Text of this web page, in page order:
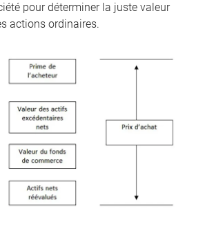
pour déterminer la juste valeur
actions ordinaires.